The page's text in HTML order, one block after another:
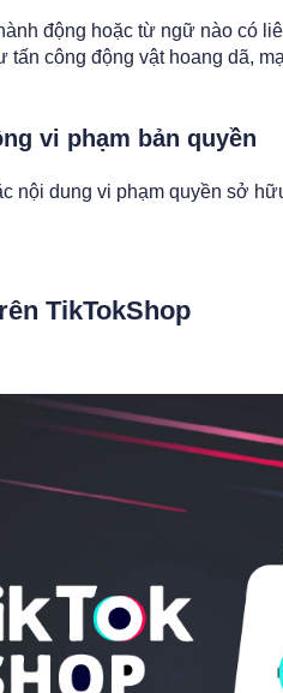
động hoặc từ ngữ nào có
tấn công động vật hoang dã,
vi phạm bản quyền
nội dung vi phạm quyền sở
TikTokShop